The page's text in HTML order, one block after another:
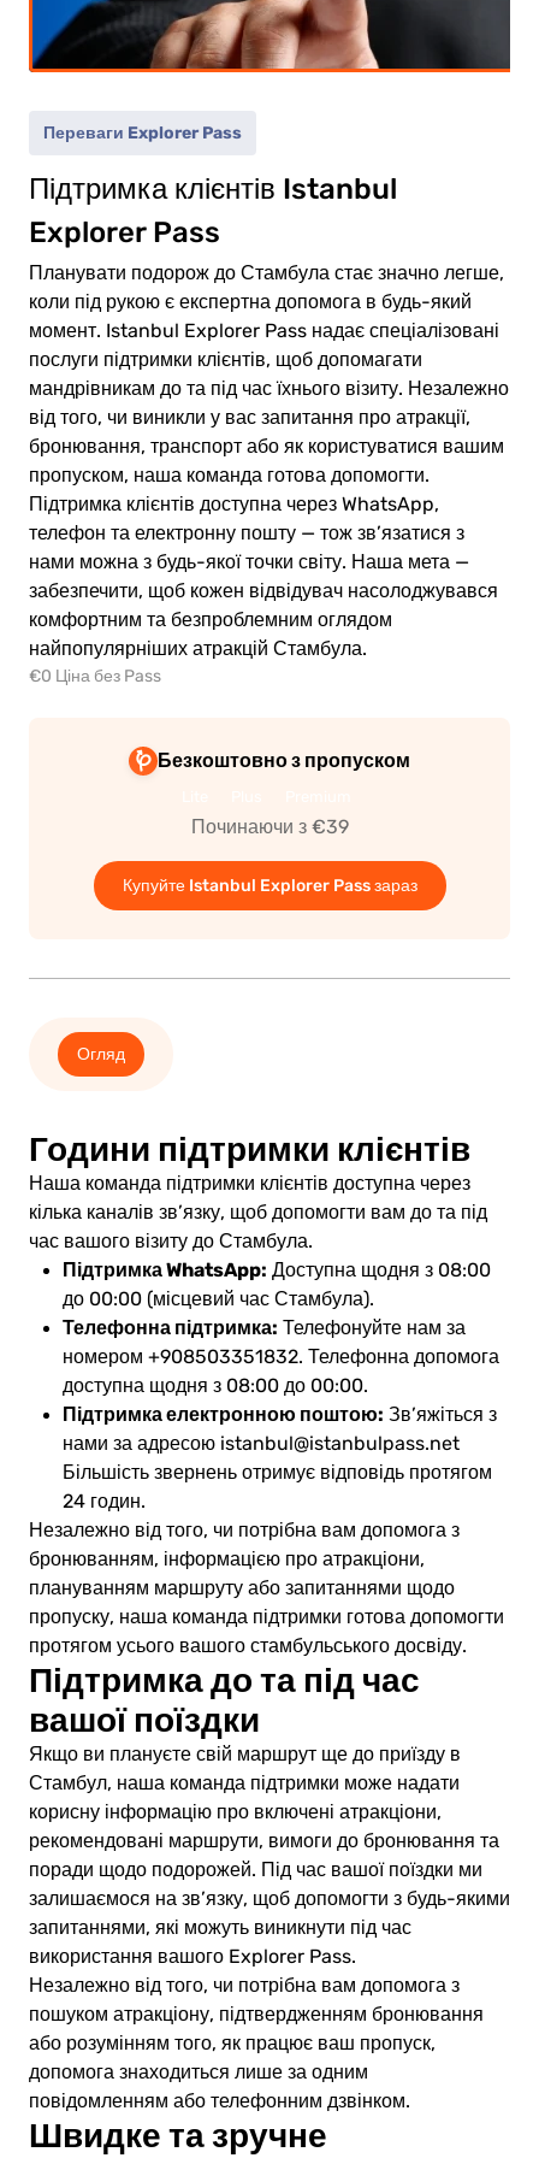
Переваги Explorer Pass
Підтримка клієнтів Istanbul
Explorer Pass
Планувати подорож до Стамбула стає значно легше,
коли під рукою є експертна допомога в будь-який
момент. Istanbul Explorer Pass надає спеціалізовані
послуги підтримки клієнтів, щоб допомагати
мандрівникам до та під час їхнього візиту. Незалежно
від того, чи виникли у вас запитання про атракції,
бронювання, транспорт або як користуватися вашим
пропуском, наша команда готова допомогти.
Підтримка клієнтів доступна через WhatsApp,
телефон та електронну пошту — тож зв’язатися з
нами можна з будь-якої точки світу. Наша мета —
забезпечити, щоб кожен відвідувач насолоджувався
комфортним та безпроблемним оглядом
найпопулярніших атракцій Стамбула.
€0 Ціна без Pass
Безкоштовно з пропуском
Починаючи з €39
Купуйте Istanbul Explorer Pass зараз
Огляд
Години підтримки клієнтів
Наша команда підтримки клієнтів доступна через
кілька каналів зв’язку, щоб допомогти вам до та під
час вашого візиту до Стамбула.
Підтримка WhatsApp: Доступна щодня з 08:00
до 00:00 (місцевий час Стамбула).
Телефонна підтримка: Телефонуйте нам за
номером +908503351832. Телефонна допомога
доступна щодня з 08:00 до 00:00.
Підтримка електронною поштою: Зв’яжіться з
нами за адресою istanbul@istanbulpass.net
Більшість звернень отримує відповідь протягом
24 годин.
Незалежно від того, чи потрібна вам допомога з
бронюванням, інформацією про атракціони,
плануванням маршруту або запитаннями щодо
пропуску, наша команда підтримки готова допомогти
протягом усього вашого стамбульського досвіду.
Підтримка до та під час
вашої поїздки
Якщо ви плануєте свій маршрут ще до приїзду в
Стамбул, наша команда підтримки може надати
корисну інформацію про включені атракціони,
рекомендовані маршрути, вимоги до бронювання та
поради щодо подорожей. Під час вашої поїздки ми
залишаємося на зв’язку, щоб допомогти з будь-якими
запитаннями, які можуть виникнути під час
використання вашого Explorer Pass.
Незалежно від того, чи потрібна вам допомога з
пошуком атракціону, підтвердженням бронювання
або розумінням того, як працює ваш пропуск,
допомога знаходиться лише за одним
повідомленням або телефонним дзвінком.
Швидке та зручне
(5-11)
0.00€